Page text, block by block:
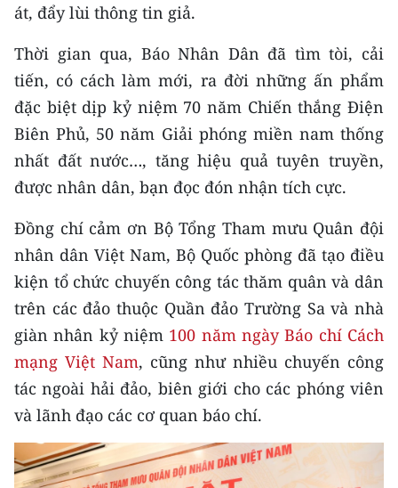
át, đẩy lùi thông tin giả.
Thời gian qua, Báo Nhân Dân đã tìm tòi, cải
tiến, có cách làm mới, ra đời những ấn phẩm
đặc biệt dịp kỷ niệm 70 năm Chiến thắng Điện
Biên Phủ, 50 năm Giải phóng miền nam thống
nhất đất nước…, tăng hiệu quả tuyên truyền,
được nhân dân, bạn đọc đón nhận tích cực.
Đồng chí cảm ơn Bộ Tổng Tham mưu Quân đội
nhân dân Việt Nam, Bộ Quốc phòng đã tạo điều
kiện tổ chức chuyến công tác thăm quân và dân
trên các đảo thuộc Quần đảo Trường Sa và nhà
giàn nhân kỷ niệm 100 năm ngày Báo chí Cách
mạng Việt Nam, cũng như nhiều chuyến công
tác ngoài hải đảo, biên giới cho các phóng viên
và lãnh đạo các cơ quan báo chí.